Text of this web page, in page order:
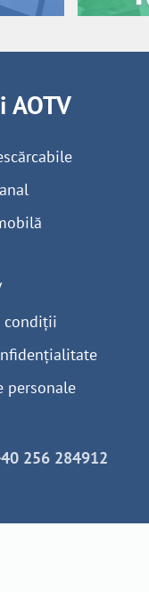
AOTV
condiții
personale
256 284912